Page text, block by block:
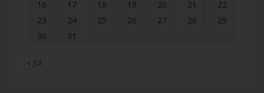
16
17 18 19 20 21
22
23
24 25 26 27 28
29
30
31
« Jul